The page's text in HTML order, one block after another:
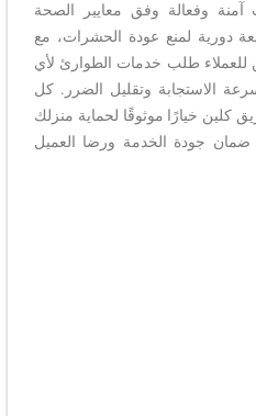
آمنة وفعالة وفق معايير الصحة
دورية لمنع عودة الحشرات، مع
للعملاء طلب خدمات الطوارئ لأي
الاستجابة وتقليل الضرر. كل
خيارًا موثوقًا لحماية منزلك
جودة الخدمة ورضا العميل